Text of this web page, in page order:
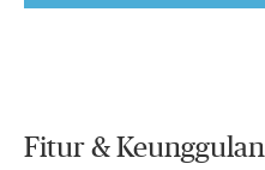
Fitur & Keunggulan